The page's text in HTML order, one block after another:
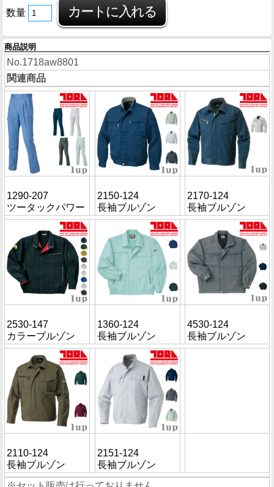
数量
商品説明
No.1718aw8801
関連商品
1290-207
ツータックパワー
2150-124
長袖ブルゾン
2170-124
長袖ブルゾン
2530-147
カラーブルゾン
1360-124
長袖ブルゾン
4530-124
長袖ブルゾン
2110-124
長袖ブルゾン
2151-124
長袖ブルゾン